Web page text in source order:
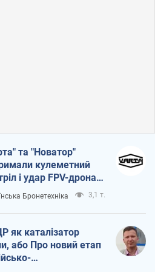
та "Новатор"
кулеметний
і удар FPV-дрона,
життя
ЗСУ
Бронетехніка 3,1 т.
як каталізатор
або Про новий етап